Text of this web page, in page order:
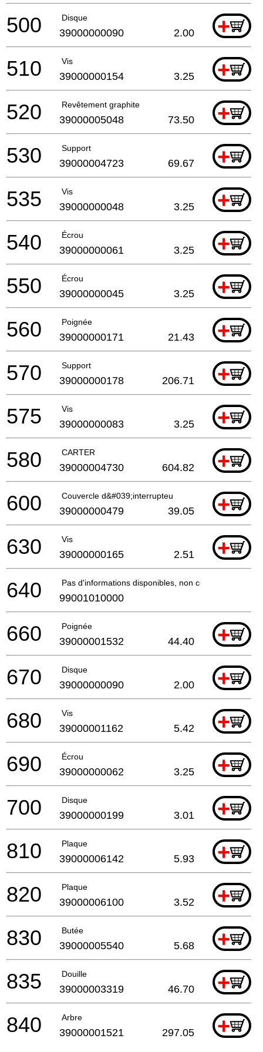
Disque +
500 39000000090 2.00
Vis +
510 39000000154 3.25
Revêtement graphite +
520 39000005048 73.50
Support +
530 39000004723 69.67
Vis +
535 39000000048 3.25
Écrou +
540 39000000061 3.25
Écrou +
550 39000000045 3.25
Poignée +
560 39000000171 21.43
Support +
570 39000000178 206.71
Vis +
575 39000000083 3.25
CARTER +
580 39000004730 604.82
Couvercle d&#039;interrupteu +
600 39000000479 39.05
Vis +
630 39000000165 2.51
Pas d'informations disponibles, non commandable
640 99001010000
Poignée +
660 39000001532 44.40
Disque +
670 39000000090 2.00
Vis +
680 39000001162 5.42
Écrou +
690 39000000062 3.25
Disque +
700 39000000199 3.01
Plaque +
810 39000006142 5.93
Plaque +
820 39000006100 3.52
Butée +
830 39000005540 5.68
Douille +
835 39000003319 46.70
Arbre +
840 39000001521 297.05